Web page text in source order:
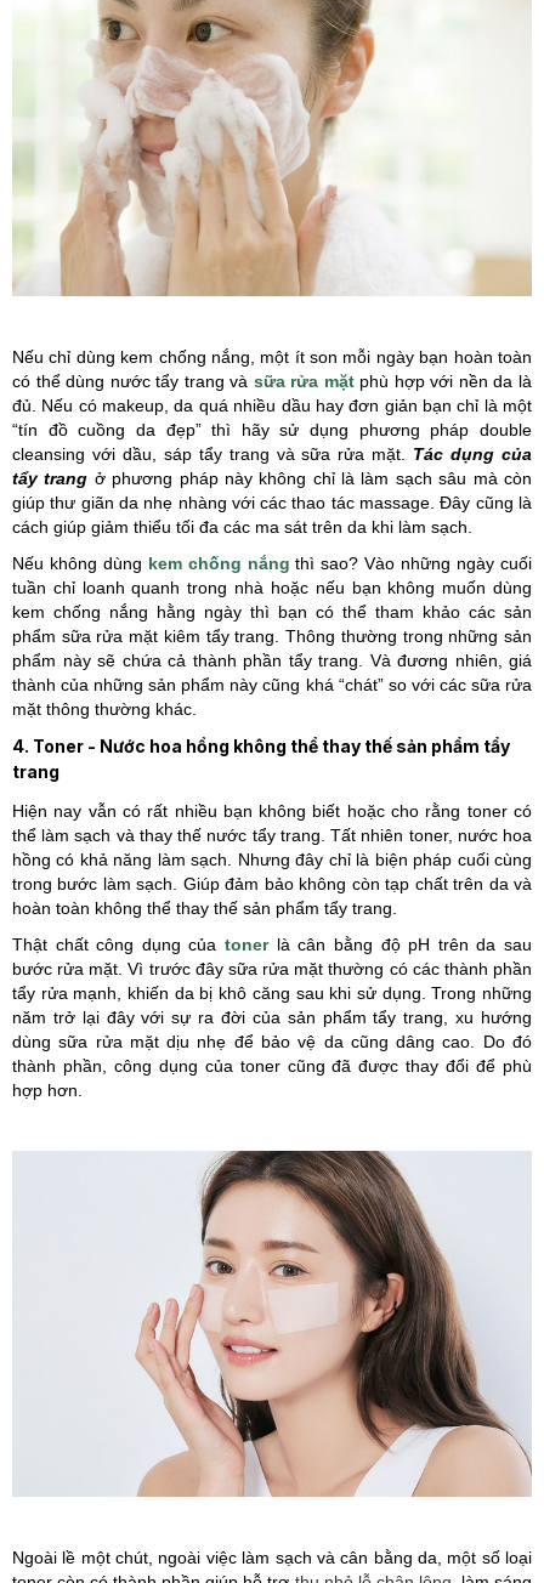
Nếu chỉ dùng kem chống nắng, một ít son mỗi ngày bạn hoàn toàn
có thể dùng nước tẩy trang và sữa rửa mặtphù hợp với nền da là
đủ. Nếu có makeup, da quá nhiều dầu hay đơn giản bạn chỉ là một
“tín đồ cuồng da đẹp” thì hãy sử dụng phương pháp double
cleansing với dầu, sáp tẩy trang và sữa rửa mặt. Tác dụng của
tẩy trang ở phương pháp này không chỉ là làm sạch sâu mà còn
giúp thư giãn da nhẹ nhàng với các thao tác massage. Đây cũng là
cách giúp giảm thiểu tối đa các ma sát trên da khi làm sạch.
Nếu không dùng kem chống nắng thì sao? Vào những ngày cuối
tuần chỉ loanh quanh trong nhà hoặc nếu bạn không muốn dùng
kem chống nắng hằng ngày thì bạn có thể tham khảo các sản
phẩm sữa rửa mặt kiêm tẩy trang. Thông thường trong những sản
phẩm này sẽ chứa cả thành phần tẩy trang. Và đương nhiên, giá
thành của những sản phẩm này cũng khá “chát” so với các sữa rửa
mặt thông thường khác.
4. Toner - Nước hoa hồng không thể thay thế sản phẩm tẩy
trang
Hiện nay vẫn có rất nhiều bạn không biết hoặc cho rằng toner có
thể làm sạch và thay thế nước tẩy trang. Tất nhiên toner, nước hoa
hồng có khả năng làm sạch. Nhưng đây chỉ là biện pháp cuối cùng
trong bước làm sạch. Giúp đảm bảo không còn tạp chất trên da và
hoàn toàn không thể thay thế sản phẩm tẩy trang.
Thật chất công dụng củatoner là cân bằng độ pH trên da sau
bước rửa mặt. Vì trước đây sữa rửa mặt thường có các thành phần
tẩy rửa mạnh, khiến da bị khô căng sau khi sử dụng. Trong những
năm trở lại đây với sự ra đời của sản phẩm tẩy trang, xu hướng
dùng sữa rửa mặt dịu nhẹ để bảo vệ da cũng dâng cao. Do đó
thành phần, công dụng của toner cũng đã được thay đổi để phù
hợp hơn.
Ngoài lề một chút, ngoài việc làm sạch và cân bằng da, một số loại